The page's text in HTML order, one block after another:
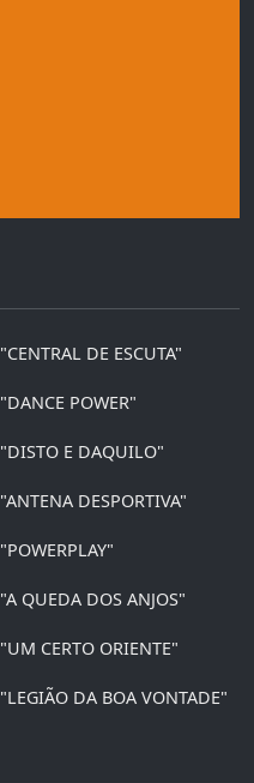
"CENTRAL DE ESCUTA"
"DANCE POWER"
"DISTO E DAQUILO"
"ANTENA DESPORTIVA"
"POWERPLAY"
"A QUEDA DOS ANJOS"
"UM CERTO ORIENTE"
"LEGIÃO DA BOA VONTADE"